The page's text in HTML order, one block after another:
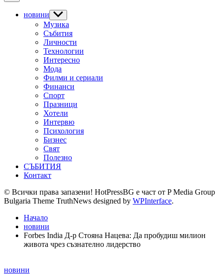
новини Show
sub
menu
Музика
Събития
Личности
Технологии
Интересно
Мода
Филми и сериали
Финанси
Спорт
Празници
Хотели
Интервю
Психология
Бизнес
Свят
Полезно
СЪБИТИЯ
Контакт
© Всички права запазени! HotPressBG е част от P Media Group
Bulgaria Theme TruthNews designed by WPInterface.
Начало
новини
Forbes India Д-р Стояна Нацева: Да пробудиш милион
живота чрез съзнателно лидерство
Posted
новини